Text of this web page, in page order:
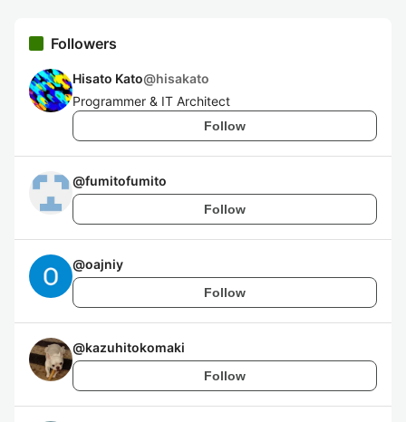
Followers
Hisato Kato@hisakato
Programmer & IT Architect
Follow
@fumitofumito
Follow
@oajniy
Follow
@kazuhitokomaki
Follow